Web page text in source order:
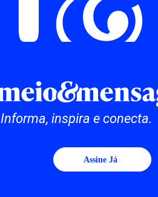
Informa, inspira e conecta.
Assine Já